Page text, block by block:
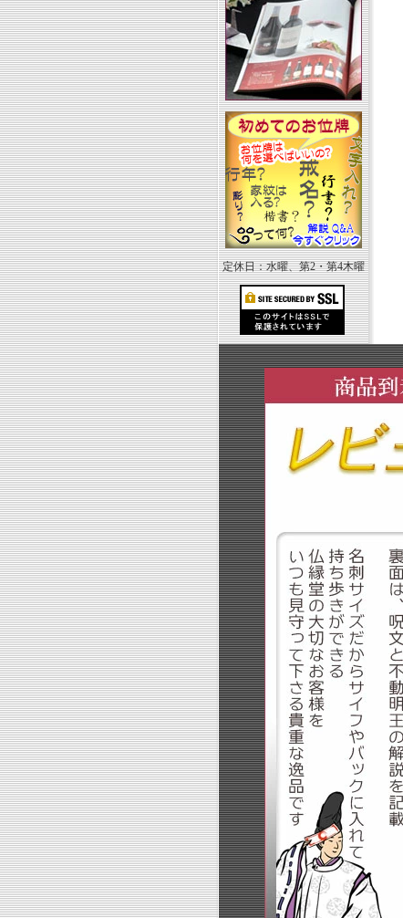
定休日：水曜、第2・第4木曜